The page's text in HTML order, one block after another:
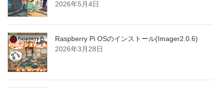
2026年5月4日
Raspberry Pi OSのインストール(Imager2.0.6)
2026年3月28日